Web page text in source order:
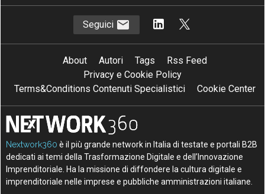
Seguici
About Autori Tags
Rss Feed
Privacy e Cookie Policy
Terms&Conditions Contenuti Specialistici
Cookie Center
Nextwork360 è il più grande network in Italia di testate e portali B2B
dedicati ai temi della Trasformazione Digitale e dell’Innovazione
Imprenditoriale. Ha la missione di diffondere la cultura digitale e
imprenditoriale nelle imprese e pubbliche amministrazioni italiane.